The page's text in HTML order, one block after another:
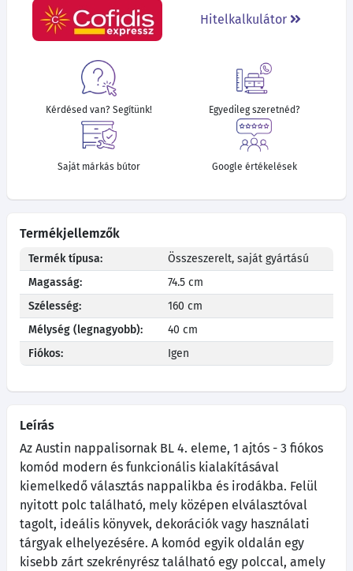
Hitelkalkulátor
Kérdésed van? Segítünk! Egyedileg szeretnéd?
Saját márkás bútor Google értékelések
Termékjellemzők
Termék típusa:
Összeszerelt, saját gyártású
Magasság:
74.5 cm
Szélesség:
160 cm
Mélység (legnagyobb):
40 cm
Fiókos:
Igen
Leírás
Az Austin nappalisornak BL 4. eleme, 1 ajtós - 3 fiókos
komód modern és funkcionális kialakításával
kiemelkedő választás nappalikba és irodákba. Felül
nyitott polc található, mely középen elválasztóval
tagolt, ideális könyvek, dekorációk vagy használati
tárgyak elhelyezésére. A komód egyik oldalán egy
kisebb zárt szekrényrész található egy polccal, amely